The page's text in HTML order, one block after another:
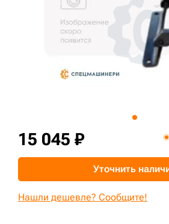
15 045 ₽
Уточнить
Нашли дешевле? Сообщите!
3D тур по производству
3D тур по складам
sksale@skdst.ru